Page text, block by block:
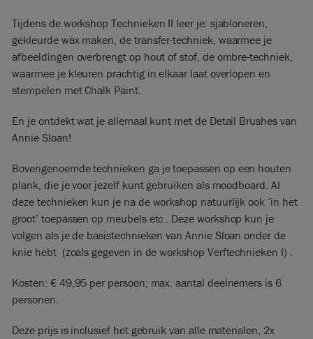
Tijdens de workshop Technieken II leer je: sjabloneren,
gekleurde wax maken, de transfer-techniek, waarmee je
afbeeldingen overbrengt op hout of stof, de ombre-techniek,
waarmee je kleuren prachtig in elkaar laat overlopen en
stempelen met Chalk Paint.
En je ontdekt wat je allemaal kunt met de Detail Brushes van
Annie Sloan!
Bovengenoemde technieken ga je toepassen op een houten
plank, die je voor jezelf kunt gebruiken als moodboard. Al
deze technieken kun je na de workshop natuurlijk ook ‘in het
groot’ toepassen op meubels etc.. Deze workshop kun je
volgen als je de basistechnieken van Annie Sloan onder de
knie hebt (zoals gegeven in de workshop Verftechnieken I) .
Kosten: € 49,95 per persoon; max. aantal deelnemers is 6
personen.
Deze prijs is inclusief het gebruik van alle materialen, 2x